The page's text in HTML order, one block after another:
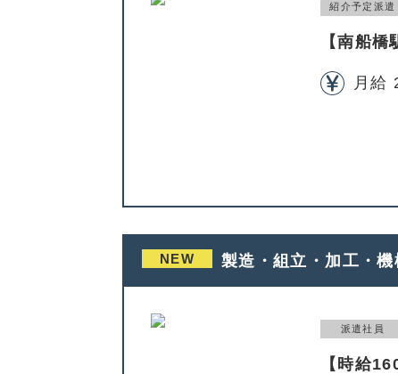
紹介予定派遣
【南船
月給
NEW 製造・組立・加工・
派遣社員
【時給